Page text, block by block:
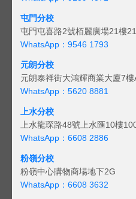
屯門分校
屯門屯喜路2號栢麗廣場21樓
WhatsApp：9546 1793
元朗分校
元朗泰祥街大鴻輝商業大廈7樓
WhatsApp：5620 8881
上水分校
上水龍琛路48號上水匯10樓
WhatsApp：6608 2886
粉嶺分校
粉嶺中心購物商場地下2G
WhatsApp：6608 3632